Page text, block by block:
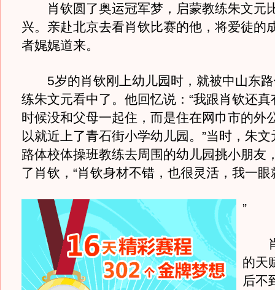
肖钦圆了奥运冠军梦，启蒙教练朱文元
兴。亲赴北京去看肖钦比赛的他，将爱徒的
者娓娓道来。
5岁的肖钦刚上幼儿园时，就被中山东路
练朱文元看中了。他回忆说：“我跟肖钦还
时候没和父母一起住，而是住在网巾市的外
以就近上了青石街小学幼儿园。”当时，朱
路体校体操班教练去周围的幼儿园挑小朋友
了肖钦，“肖钦身材不错，也很灵活，我一
”
肖
的天
后不